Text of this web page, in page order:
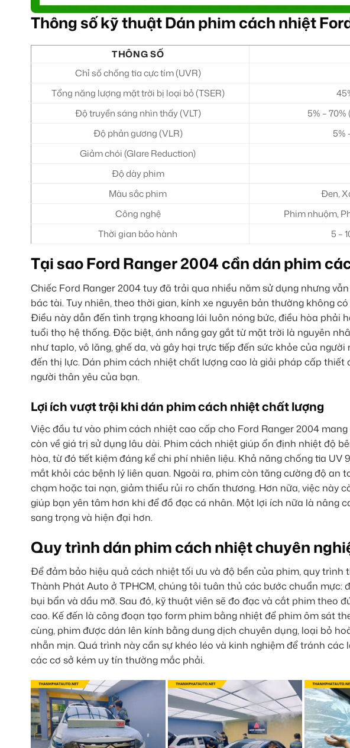
Thông số kỹ thuật Dán phim cách nhiệt
THÔNG SỐ
Chỉ số chống tia cực tím (UVR)
Tổng năng lượng mặt trời bị loại bỏ (TSER)
Độ truyền sáng nhìn thấy (VLT)
5% –
Độ phản gương (VLR)
5%
Giảm chói (Glare Reduction)
Độ dày phim
Màu sắc phim
Đen,
Công nghệ
Phim nhuộm,
Thời gian bảo hành
5 –
Tại sao Ford Ranger 2004 cần dán phim
Chiếc Ford Ranger 2004 tuy đã trải qua nhiều năm sử dụng nhưng
bác tài. Tuy nhiên, theo thời gian, kính xe nguyên bản thường không
Điều này dẫn đến tình trạng khoang lái luôn nóng bức, điều hòa phải
tuổi thọ hệ thống. Đặc biệt, ánh nắng gay gắt từ mặt trời là nguyên
như taplo, vô lăng, ghế da, và gây hại trực tiếp đến sức khỏe của
đến thị lực. Dán phim cách nhiệt chất lượng cao là giải pháp cấp thiết
người thân yêu của bạn.
Lợi ích vượt trội khi dán phim cách nhiệt chất lượng
Việc đầu tư vào phim cách nhiệt cao cấp cho Ford Ranger 2004
còn về giá trị sử dụng lâu dài. Phim cách nhiệt giúp ổn định nhiệt độ
hòa, từ đó tiết kiệm đáng kể chi phí nhiên liệu. Khả năng chống tia UV
mắt khỏi các bệnh lý liên quan. Ngoài ra, phim còn tăng cường độ an
chạm hoặc tai nạn, giảm thiểu rủi ro chấn thương. Hơn nữa, việc này
giúp bạn yên tâm hơn khi để đồ đạc cá nhân. Một lợi ích nữa là nâng
sang trọng và hiện đại hơn.
Quy trình dán phim cách nhiệt chuyên
Để đảm bảo hiệu quả cách nhiệt tối ưu và độ bền của phim, quy trình
Thành Phát Auto ở TPHCM, chúng tôi tuân thủ các bước chuẩn mực:
bụi bẩn và dầu mỡ. Sau đó, kỹ thuật viên sẽ đo đạc và cắt phim theo
cao. Kế đến là công đoạn tạo form phim bằng nhiệt để phim ôm sát
cùng, phim được dán lên kính bằng dung dịch chuyên dụng, loại bỏ
nhẵn mịn. Quá trình này cần sự khéo léo và kinh nghiệm để tránh
các cơ sở kém uy tín thường mắc phải.